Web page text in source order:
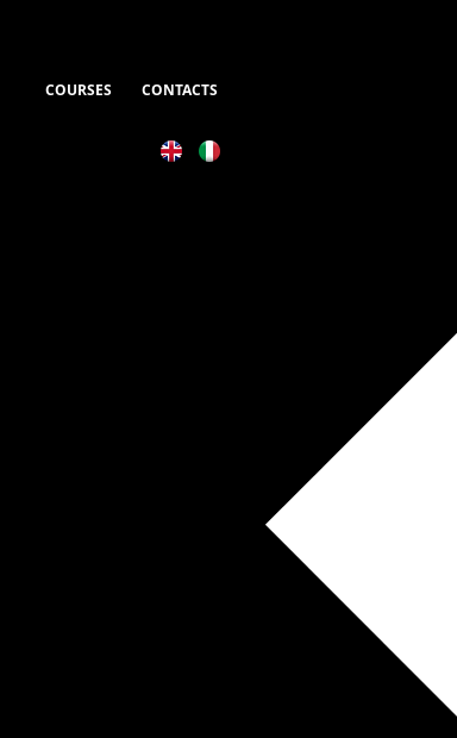
CONTACTS
COURSES